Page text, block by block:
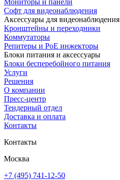
Мониторы и панели
Софт для видеонаблюдения
Аксессуары для видеонаблюдения
Кронштейны и переходники
Коммутаторы
Репитеры и PoE инжекторы
Блоки питания и аксессуары
Блоки бесперебойного питания
Услуги
Решения
О компании
Пресс-центр
Тендерный отдел
Доставка и оплата
Контакты
Контакты
Москва
+7 (495) 741-12-50